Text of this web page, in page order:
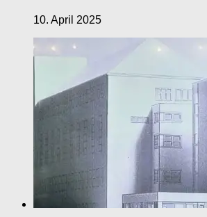
10. April 2025